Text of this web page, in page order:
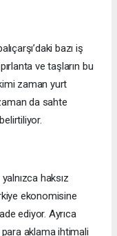
bazı iş
ve taşların bu
zaman yurt
da sahte
haksız
ekonomisine
ediyor. Ayrıca
para aklama ihtimali